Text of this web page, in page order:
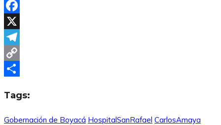
WhatsApp
Facebook
X
Telegram
Copy
Tags:
Gobernación de Boyacá HospitalSanRafael CarlosAmaya